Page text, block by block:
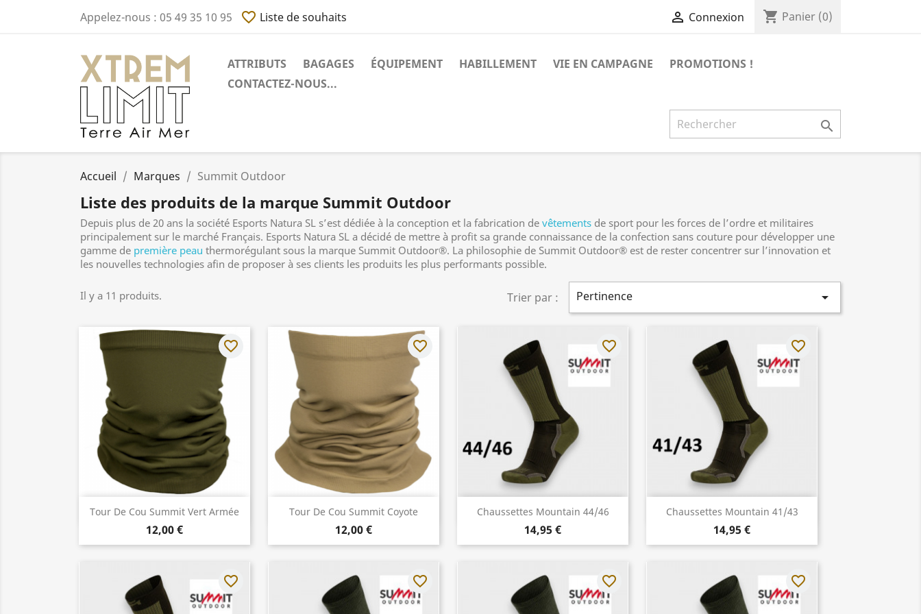
Appelez-nous : 05 49 35 10 95 favorite_border Liste de souhaits  Connexion shopping_cart Panier (0)
ATTRIBUTS BAGAGES ÉQUIPEMENT HABILLEMENT VIE EN CAMPAGNE
PROMOTIONS !
CONTACTEZ-NOUS...

Accueil Marques Summit Outdoor
Liste des produits de la marque Summit Outdoor
Depuis plus de 20 ans la société Esports Natura SL s’est dédiée à la conception et la fabrication de vêtements de sport pour les forces de l’ordre et militaires
principalement sur le marché Français. Esports Natura SL a décidé de mettre à profit sa grande connaissance de la confection sans couture pour développer une
gamme de première peau thermorégulant sous la marque Summit Outdoor®. La philosophie de Summit Outdoor® est de rester concentrer sur l’innovation et
les nouvelles technologies afin de proposer à ses clients les produits les plus performants possible.
Il y a 11 produits. Trier par : Pertinence 
Tour De Cou Summit Vert Armée
12,00 €
Aperçu rapide
favorite_border
Tour De Cou Summit Coyote
12,00 €
Aperçu rapide
favorite_border
Chaussettes Mountain 44/46
14,95 €
Aperçu rapide
favorite_border
Chaussettes Mountain 41/43
14,95 €
Aperçu rapide
favorite_border
favorite_border favorite_border favorite_border favorite_border